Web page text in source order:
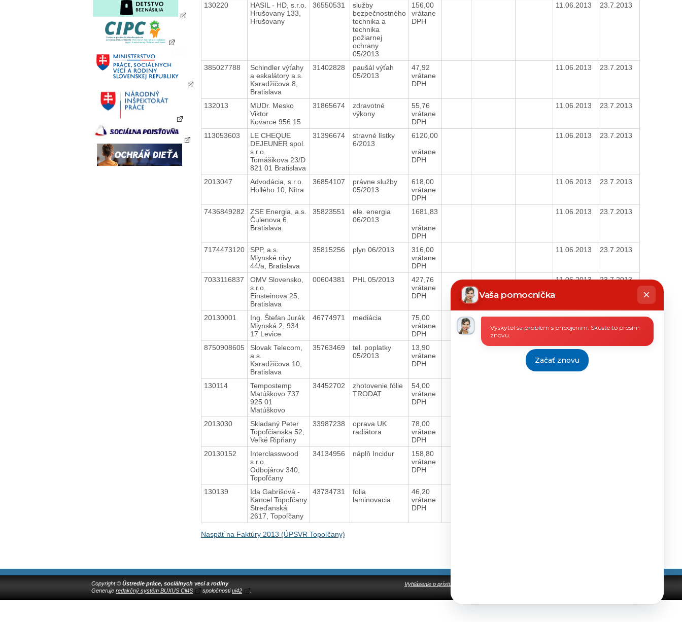
130220
HASIL - HD, s.r.o.
Hrušovany 133,
Hrušovany
36550531
služby
bezpečnostného
technika a
technika
požiarnej
ochrany
05/2013
156,00
vrátane
DPH
11.06.2013 23.7.2013
385027788
Schindler výťahy
a eskalátory a.s.
Karadžičova 8,
Bratislava
31402828
paušál výťah
05/2013
47,92
vrátane
DPH
11.06.2013 23.7.2013
132013
MUDr. Mesko
Viktor
Kovarce 956 15
31865674
zdravotné
výkony
55,76
vrátane
DPH
11.06.2013 23.7.2013
113053603
LE CHEQUE
DEJEUNER spol.
s.r.o.
Tomášikova 23/D
821 01 Bratislava
31396674
stravné lístky
6/2013
6120,00
vrátane
DPH
11.06.2013 23.7.2013
2013047
Advodácia, s.r.o.
Hollého 10, Nitra
36854107
právne služby
05/2013
618,00
vrátane
DPH
11.06.2013 23.7.2013
7436849282
ZSE Energia, a.s.
Čulenova 6,
Bratislava
35823551
ele. energia
06/2013
1681,83
vrátane
DPH
11.06.2013 23.7.2013
7174473120
SPP, a.s.
Mlynské nivy
44/a, Bratislava
35815256 plyn 06/2013
316,00
vrátane
DPH
11.06.2013 23.7.2013
7033116837
OMV Slovensko,
s.r.o.
Einsteinova 25,
Bratislava
00604381 PHL 05/2013
427,76
vrátane
DPH
11.06.2013 23.7.2013
20130001
Ing. Štefan Jurák
Mlynská 2, 934
17 Levice
46774971 mediácia
75,00
vrátane
DPH
11.06.2013 23.7.2013
8750908605
Slovak Telecom,
a.s.
Karadžičova 10,
Bratislava
35763469
tel. poplatky
05/2013
13,90
vrátane
DPH
11.06.2013 23.7.2013
130114
Tempostemp
Matúškovo 737
925 01
Matúškovo
34452702
zhotovenie fólie
TRODAT
54,00
vrátane
DPH
2013030
Skladaný Peter
Topoľčianska 52,
Veľké Ripňany
33987238
oprava UK
radiátora
78,00
vrátane
DPH
20130152
Interclasswood
s.r.o.
Odbojárov 340,
Topoľčany
34134956 náplň Incidur
158,80
vrátane
DPH
130139
Ida Gabrišová -
Kancel Topoľčany
Streďanská
2617, Topoľčany
43734731
folia
laminovacia
46,20
vrátane
DPH
Naspäť na Faktúry 2013 (ÚPSVR Topoľčany)
Copyright © Ústredie práce, sociálnych vecí a rodiny Vyhlásenie o prístupnosti
Generuje redakčný systém BUXUS CMS spoločnostiui42
Vaša pomocníčka
Chatbot
píše
Vyskytol sa problém s pripojením. Skúste to prosím
znovu.
Začať znovu